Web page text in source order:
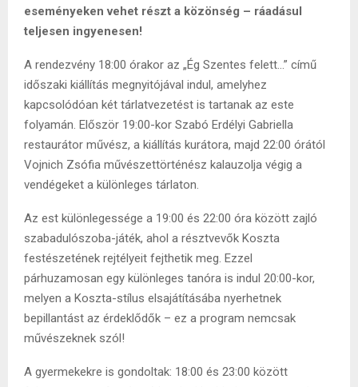
eseményeken vehet részt a közönség – ráadásul
teljesen ingyenesen!
A rendezvény 18:00 órakor az „Ég Szentes felett…” című
időszaki kiállítás megnyitójával indul, amelyhez
kapcsolódóan két tárlatvezetést is tartanak az este
folyamán. Először 19:00-kor Szabó Erdélyi Gabriella
restaurátor művész, a kiállítás kurátora, majd 22:00 órától
Vojnich Zsófia művészettörténész kalauzolja végig a
vendégeket a különleges tárlaton.
Az est különlegessége a 19:00 és 22:00 óra között zajló
szabadulószoba-játék, ahol a résztvevők Koszta
festészetének rejtélyeit fejthetik meg. Ezzel
párhuzamosan egy különleges tanóra is indul 20:00-kor,
melyen a Koszta-stílus elsajátításába nyerhetnek
bepillantást az érdeklődők – ez a program nemcsak
művészeknek szól!
A gyermekekre is gondoltak: 18:00 és 23:00 között